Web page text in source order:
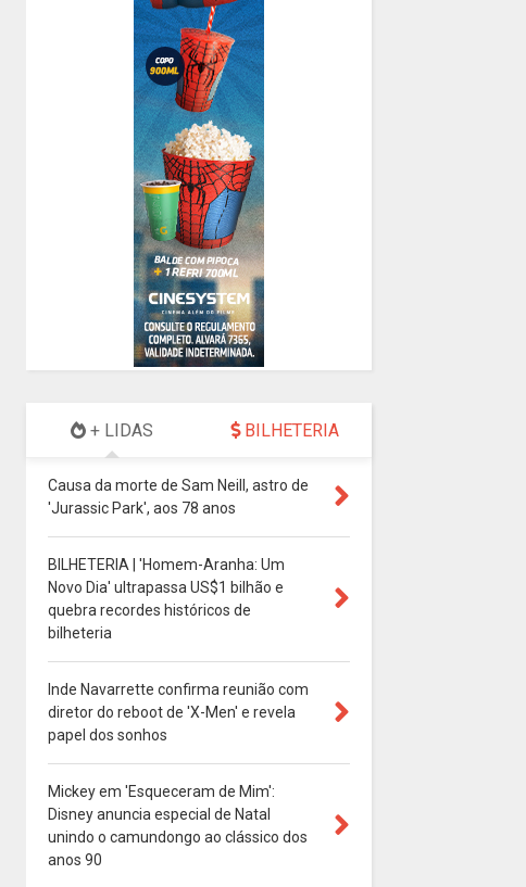
+ LIDAS BILHETERIA
Causa da morte de Sam Neill, astro de
'Jurassic Park', aos 78 anos
BILHETERIA | 'Homem-Aranha: Um
Novo Dia' ultrapassa US$1 bilhão e
quebra recordes históricos de
bilheteria
Inde Navarrette confirma reunião com
diretor do reboot de 'X-Men' e revela
papel dos sonhos
Mickey em 'Esqueceram de Mim':
Disney anuncia especial de Natal
unindo o camundongo ao clássico dos
anos 90